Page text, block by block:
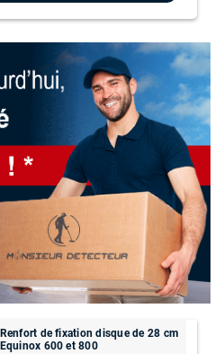
Renfort de fixation disque de 28 cm
Equinox 600 et 800